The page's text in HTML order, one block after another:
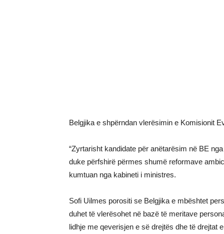
Belgjika e shpërndan vlerësimin e Komisionit
“Zyrtarisht kandidate për anëtarësim në BE
duke përfshirë përmes shumë reformave
kumtuan nga kabineti i ministres.
Sofi Uilmes porositi se Belgjika e mbështet
duhet të vlerësohet në bazë të meritave
lidhje me qeverisjen e së drejtës dhe të drejtat